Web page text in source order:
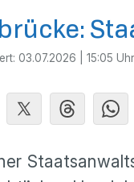
03.07.2026 | 15:05 Uhr